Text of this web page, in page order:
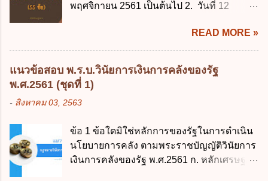
พฤศจิกายน 2561 เป็นต้นไป 2. วันที่ 12
พฤศจิกายน 2561 เป็นต้นไป 4. วันที่ 14
พฤศจิกายน 2561 เป็นต้นไป ข้อ 2. พระราช
บัญญัติวิธีการงบประมาณ พ.ศ. 2561 ไม่ได้
ยกเลิกกฎหมายฉบับใด 1. พระราชบัญญัติวิธี
การงบประมาณ พ.ศ. 2502 2. พระราชบัญญัติ
วิธีการงบประมาณ (ฉบับที่ 3) พ.ศ. 2511 3.
พ.ศ. 2544 4. ประกาศของคณะปฏิวัติ ฉบับที่
203 ลงวันที่ 31 สิงหาคม 2515 ข้อ 3. ข้อใดไม่
ถูกต้อง 1. นายกรัฐมนตรีมีอำนาจออกกฎเพื่อ
READ MORE »
แนวข้อสอบ พ.ร.บ.วินัยการเงินการคลังของรัฐ
พ.ศ.2561 (ชุดที่ 1)
- สิงหาคม 03, 2563
ข้อ 1 ข้อใดมิใช่หลักการของรัฐในการดำเนิน
นโยบายการคลัง ตามพระราชบัญญัติวินัยการ
เงินการคลังของรัฐ พ.ศ.2561 ก. หลักเศรษฐกิจ